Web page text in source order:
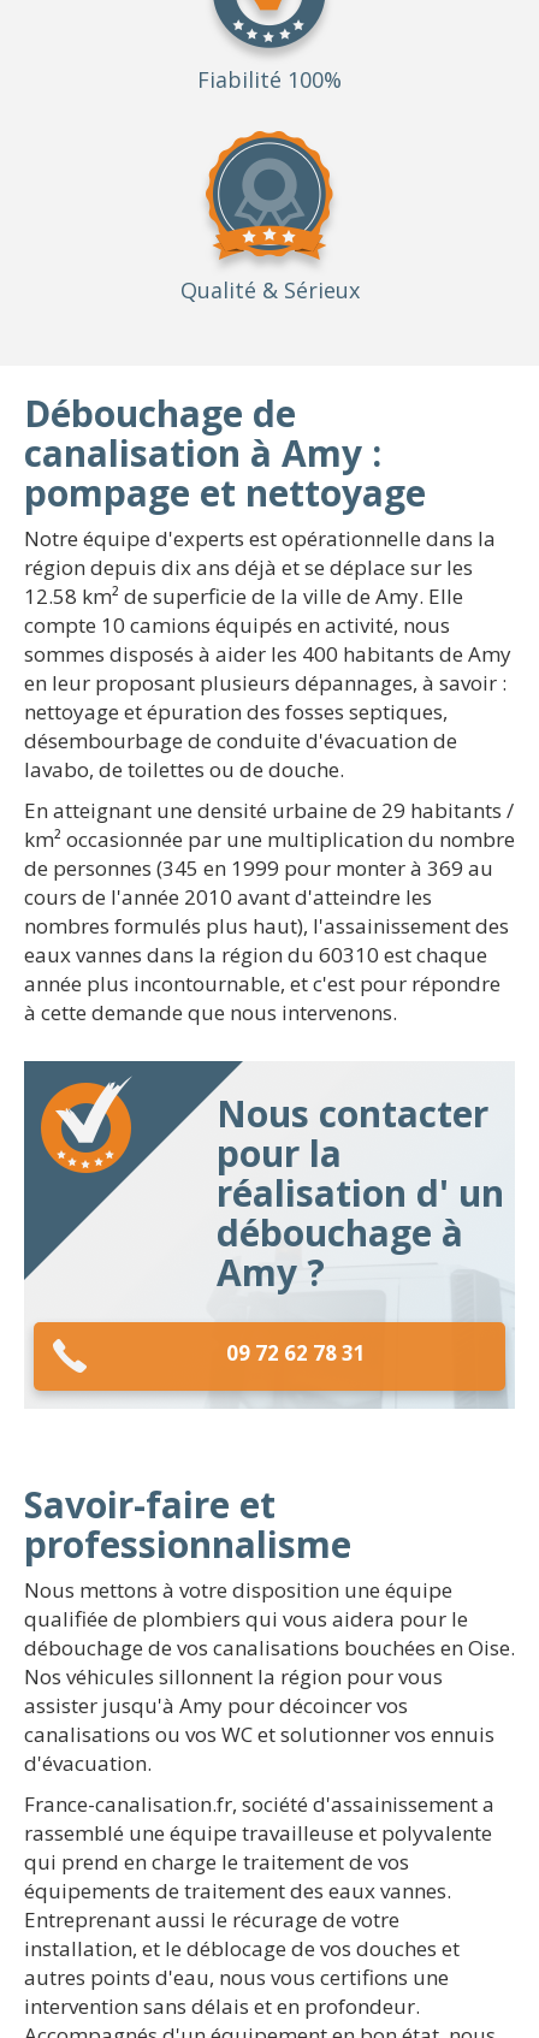
Fiabilité 100%
Qualité & Sérieux
Débouchage de
canalisation à Amy :
pompage et nettoyage
Notre équipe d'experts est opérationnelle dans la
région depuis dix ans déjà et se déplace sur les
12.58 km² de superficie de la ville de Amy. Elle
compte 10 camions équipés en activité, nous
sommes disposés à aider les 400 habitants de Amy
en leur proposant plusieurs dépannages, à savoir :
nettoyage et épuration des fosses septiques,
désembourbage de conduite d'évacuation de
lavabo, de toilettes ou de douche.
En atteignant une densité urbaine de 29 habitants /
km² occasionnée par une multiplication du nombre
de personnes (345 en 1999 pour monter à 369 au
cours de l'année 2010 avant d'atteindre les
nombres formulés plus haut), l'assainissement des
eaux vannes dans la région du 60310 est chaque
année plus incontournable, et c'est pour répondre
à cette demande que nous intervenons.
Nous contacter
pour la
réalisation d' un
débouchage à
Amy ?
09 72 62 78 31
Savoir-faire et
professionnalisme
Nous mettons à votre disposition une équipe
qualifiée de plombiers qui vous aidera pour le
débouchage de vos canalisations bouchées en Oise.
Nos véhicules sillonnent la région pour vous
assister jusqu'à Amy pour décoincer vos
canalisations ou vos WC et solutionner vos ennuis
d'évacuation.
France-canalisation.fr, société d'assainissement a
rassemblé une équipe travailleuse et polyvalente
qui prend en charge le traitement de vos
équipements de traitement des eaux vannes.
Entreprenant aussi le récurage de votre
installation, et le déblocage de vos douches et
autres points d'eau, nous vous certifions une
intervention sans délais et en profondeur.